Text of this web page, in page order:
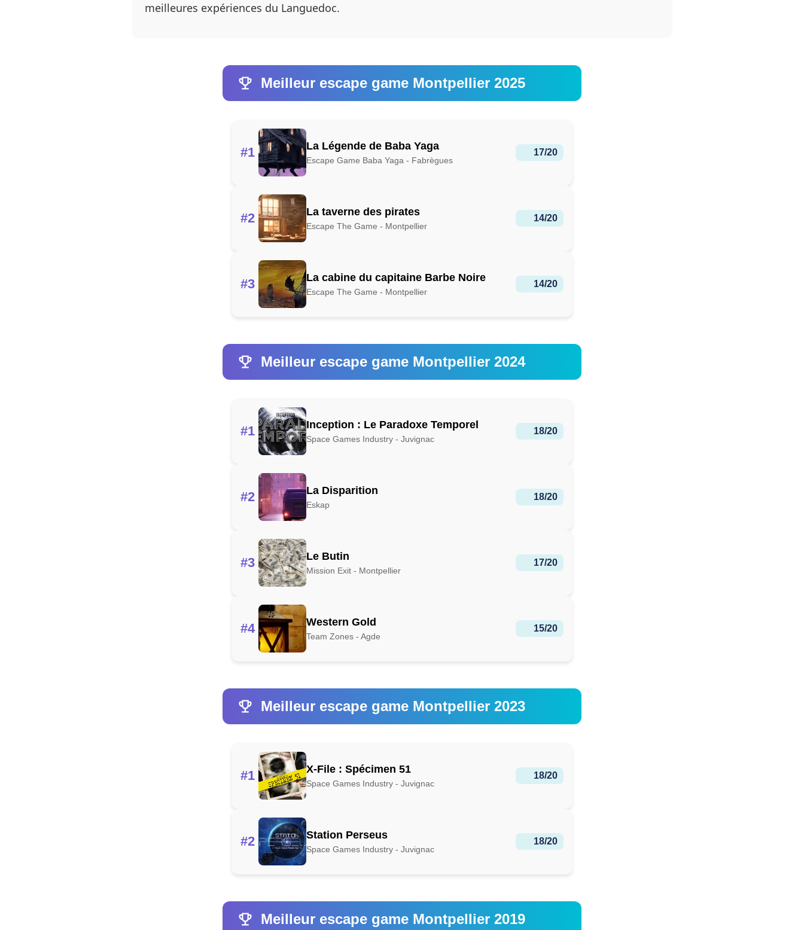
meilleures expériences du Languedoc.
Meilleur escape game Montpellier 2025
#1 La Légende de Baba Yaga
Escape Game Baba Yaga - Fabrègues
17/20
#2 La taverne des pirates
Escape The Game - Montpellier
14/20
#3 La cabine du capitaine Barbe Noire
Escape The Game - Montpellier
14/20
Meilleur escape game Montpellier 2024
#1 Inception : Le Paradoxe Temporel
Space Games Industry - Juvignac
18/20
#2 La Disparition
Eskap
18/20
#3 Le Butin
Mission Exit - Montpellier
17/20
#4 Western Gold
Team Zones - Agde
15/20
Meilleur escape game Montpellier 2023
#1 X-File : Spécimen 51
Space Games Industry - Juvignac
18/20
#2 Station Perseus
Space Games Industry - Juvignac
18/20
Meilleur escape game Montpellier 2019